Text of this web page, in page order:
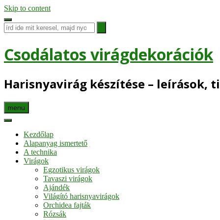
Skip to content
Csodálatos virágdekorációk
Harisnyavirág készítése – leírások,
menu
Kezdőlap
Alapanyag ismertető
A technika
Virágok
Egzotikus virágok
Tavaszi virágok
Ajándék
Világító harisnyavirágok
Orchidea fajták
Rózsák